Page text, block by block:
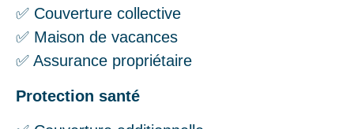
✅ Couverture collective
✅ Maison de vacances
✅ Assurance propriétaire
Protection santé